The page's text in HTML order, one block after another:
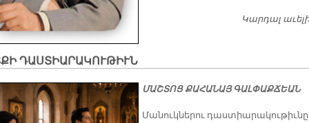
Կարդալ
ԴԱՍՏԻԱՐԱԿՈՒԹԻՒՆ
ՄԱՇՏՈՑ ՔԱՀԱՆԱՅ ԳԱԼՓԱՔՃԵԱՆ
Մանուկներու դաստիարակութիւնը